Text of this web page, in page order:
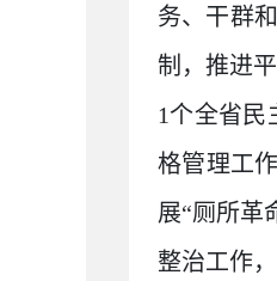
务、干群
制，推进
1个全省民
格管理工
展“厕所革
整治工作